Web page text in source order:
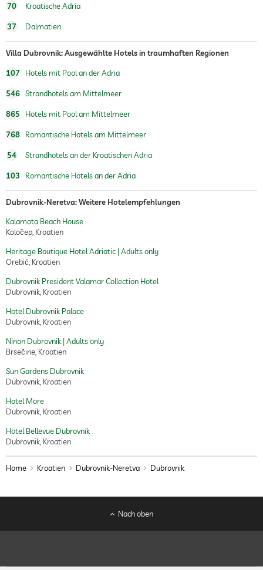
70 Kroatische Adria
37 Dalmatien
Villa Dubrovnik: Ausgewählte Hotels in traumhaften Regionen
107 Hotels mit Pool an der Adria
546 Strandhotels am Mittelmeer
865 Hotels mit Pool am Mittelmeer
768 Romantische Hotels am Mittelmeer
54 Strandhotels an der Kroatischen Adria
103 Romantische Hotels an der Adria
Dubrovnik-Neretva: Weitere Hotelempfehlungen
Kalamota Beach House
Koločep, Kroatien
Heritage Boutique Hotel Adriatic | Adults only
Orebić, Kroatien
Dubrovnik President Valamar Collection Hotel
Dubrovnik, Kroatien
Hotel Dubrovnik Palace
Dubrovnik, Kroatien
Ninon Dubrovnik | Adults only
Brsečine, Kroatien
Sun Gardens Dubrovnik
Dubrovnik, Kroatien
Hotel More
Dubrovnik, Kroatien
Hotel Bellevue Dubrovnik
Dubrovnik, Kroatien
Home Kroatien Dubrovnik-Neretva Dubrovnik
Nach oben